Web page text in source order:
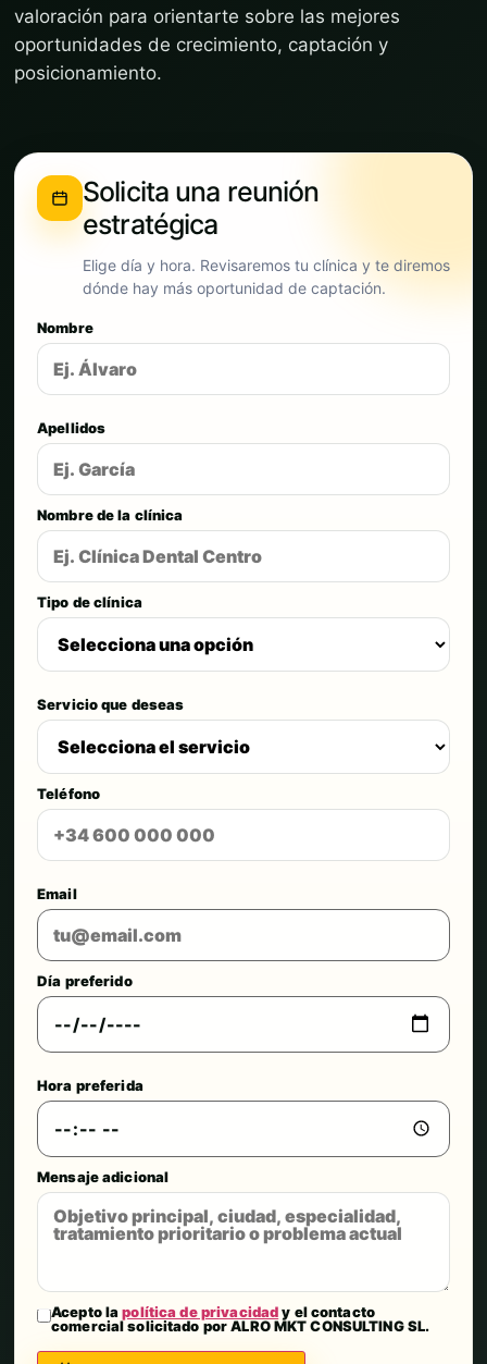
valoración para orientarte sobre las mejores
oportunidades de crecimiento, captación y
posicionamiento.
Solicita una reunión
estratégica
Elige día y hora. Revisaremos tu clínica y te diremos
dónde hay más oportunidad de captación.
Nombre
Apellidos
Nombre de la clínica
Tipo de clínica
Servicio que deseas
Teléfono
Email
Día preferido
Hora preferida
Mensaje adicional
Acepto lapolítica de privacidady el contacto
comercial solicitado por ALRO MKT CONSULTING SL.